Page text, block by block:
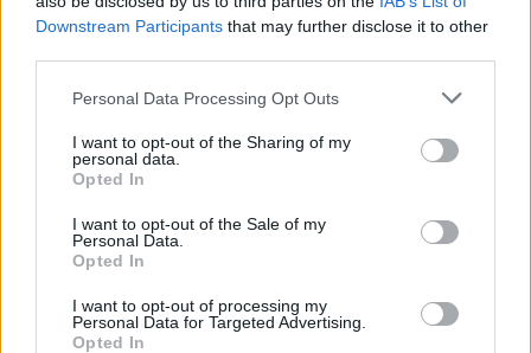
Downstream Participants that may further disclose it to other
Please note that this website/app uses one or more Google
not limited to your visit or usage behaviour. You may click to
grant or deny consent to Google and its third-party tags to
use your data for below specified purposes in below Google
consent section.
Personal Data Processing Opt Outs
I want to opt-out of the Sharing of my
personal data.
Opted In
I want to opt-out of the Sale of my
Personal Data.
Opted In
I want to opt-out of processing my
Personal Data for Targeted Advertising.
Opted In
07. 31.
NEM A CITROMSAV, AZ ECET VAGY A
Ez a szer tényleg eltünteti a vízkövet
07. 31.
HAGYD A SÓT: EGY CSIPET EBBŐL A FŐZŐVÍZBE,
ÉS SOKKAL FINOMABB LESZ A FŐTT KRUMPLI
Titkos hozzávaló
07. 31.
EZZEL LOCSOLD HETENTE EGYSZER: KÉTSZER
ANNYI VIRÁGOT HOZ MAJD A MUSKÁTLI, HA EZT CSINÁLOD
24 ÓRA TOVÁBBI HÍREI